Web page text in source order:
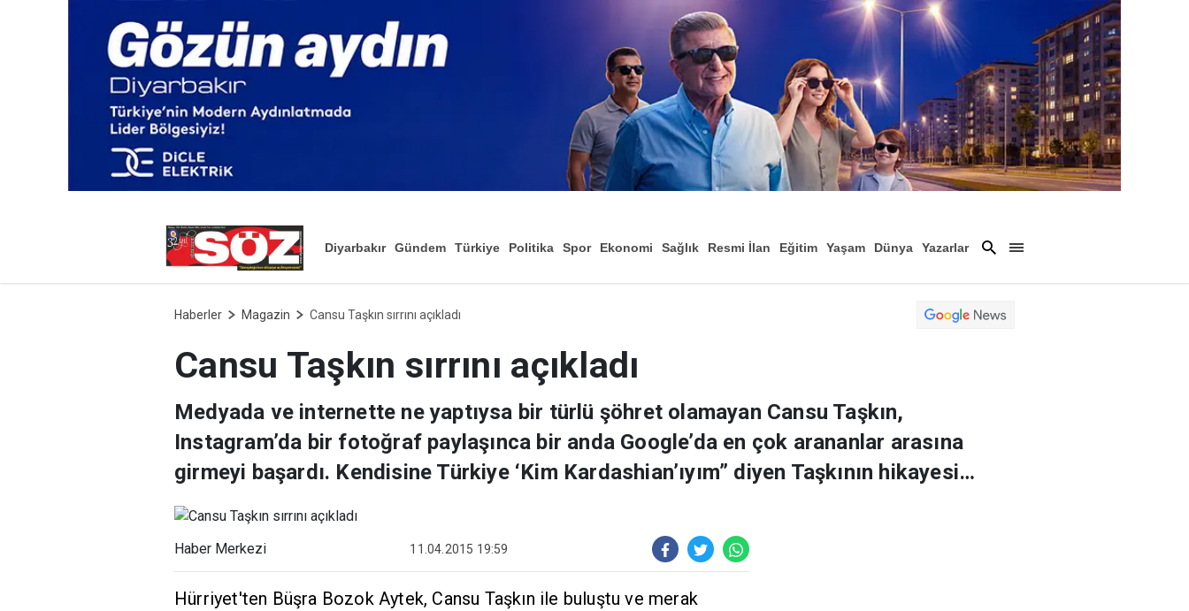
Diyarbakır Gündem Türkiye Politika Spor Ekonomi Sağlık Resmi İlan Eğitim Yaşam
Dünya
Yazarlar
Haberler Magazin Cansu Taşkın sırrını açıkladı
Cansu Taşkın sırrını açıkladı
Medyada ve internette ne yaptıysa bir türlü şöhret olamayan Cansu Taşkın,
Instagram’da bir fotoğraf paylaşınca bir anda Google’da en çok arananlar arasına
girmeyi başardı. Kendisine Türkiye ‘Kim Kardashian’ıyım” diyen Taşkının hikayesi…
Haber Merkezi 11.04.2015 19:59
Hürriyet'ten Büşra Bozok Aytek, Cansu Taşkın ile buluştu ve merak